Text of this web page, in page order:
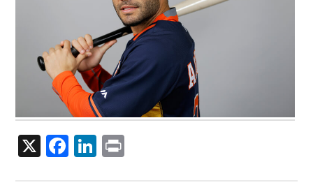
X Facebook
LinkedIn